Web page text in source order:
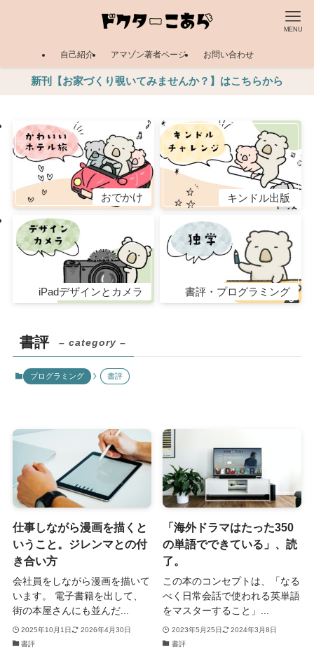
MENU
自己紹介 アマゾン著者ページ お問い合わせ
新刊【お家づくり覗いてみませんか？】はこちらから
おでかけ キンドル出版
iPadデザインとカメラ 書評・プログラミング
書評 – category –
プログラミング 書評
仕事しながら漫画を描くと
いうこと。ジレンマとの付
き合い方
会社員をしながら漫画を描いて
います。 電子書籍を出して、
街の本屋さんにも並んだ...
2025年10月1日
2026年4月30日
書評
「海外ドラマはたった350
の単語でできている」、読
了。
この本のコンセプトは、「なる
べく日常会話で使われる英単語
をマスターすること」...
2023年5月25日
2024年3月8日
書評